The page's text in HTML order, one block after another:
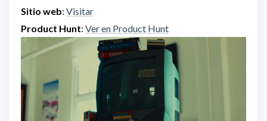
Sitio web: Visitar
Product Hunt: Ver en Product Hunt